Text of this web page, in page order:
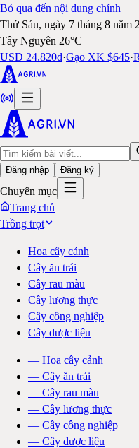
Bỏ qua đến nội dung chính
Thứ Sáu, ngày 7 tháng 8 năm
Tây Nguyên 26°C
USD 24.820đ·Gạo XK $645·
Đăng nhập Đăng ký
Chuyên mục
Trang chủ
Trồng trọt
Hoa cây cảnh
Cây ăn trái
Cây rau màu
Cây lương thực
Cây công nghiệp
Cây dược liệu
— Hoa cây cảnh
— Cây ăn trái
— Cây rau màu
— Cây lương thực
— Cây công nghiệp
— Cây dược liệu